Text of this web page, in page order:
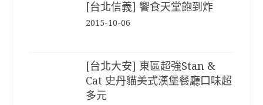
[台北信義] 饗食天堂飽到炸
2015-10-06
[台北大安] 東區超強Stan &
Cat 史丹貓美式漢堡餐廳口味超
多元